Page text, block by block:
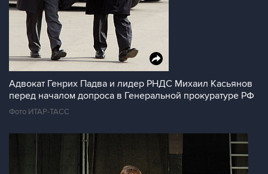
Адвокат Генрих Падва и лидер РНДС Михаил Касьянов
перед началом допроса в Генеральной прокуратуре РФ
Фото ИТАР-ТАСС